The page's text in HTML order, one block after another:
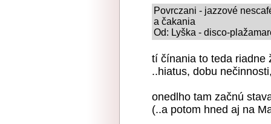
Povrczani - jazzové
a čakania
Od: Lyška - disco-
tí čínania to teda riadne
..hiatus, dobu
onedlho tam začnú
(..a potom hned aj na